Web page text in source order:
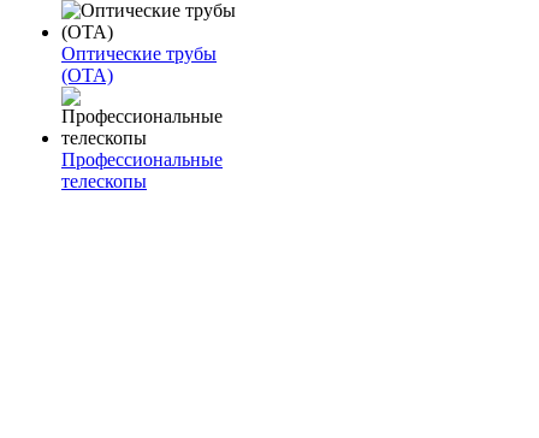
Оптические трубы
(OTA)
Профессиональные
телескопы